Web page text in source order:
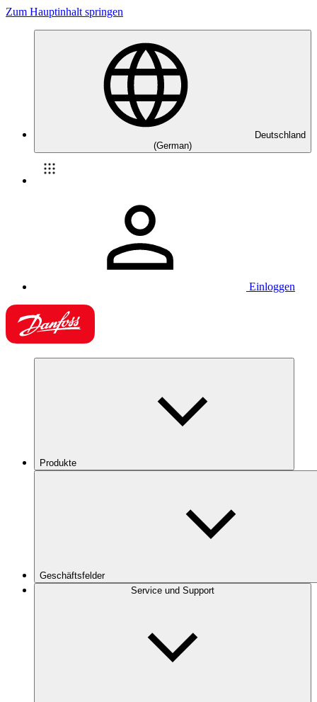
Zum Hauptinhalt springen
Deutschland
(German)
Einloggen
Produkte
Geschäftsfelder
Service und Support